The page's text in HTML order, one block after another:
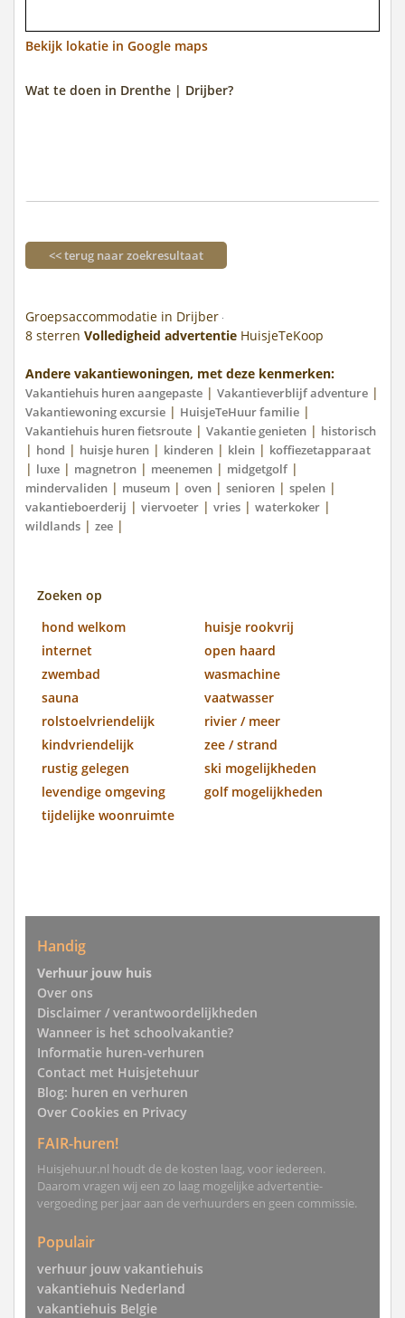
Bekijk lokatie in Google maps
Wat te doen in Drenthe | Drijber?
<< terug naar zoekresultaat
Groepsaccommodatie in Drijber
8 sterren Volledigheid advertentie HuisjeTeKoop
Andere vakantiewoningen, met deze kenmerken:
Vakantiehuis huren aangepaste | Vakantieverblijf adventure |
Vakantiewoning excursie | HuisjeTeHuur familie |
Vakantiehuis huren fietsroute | Vakantie genieten | historisch
| hond | huisje huren | kinderen | klein | koffiezetapparaat
| luxe | magnetron | meenemen | midgetgolf |
mindervaliden | museum | oven | senioren | spelen |
vakantieboerderij | viervoeter | vries | waterkoker |
wildlands | zee |
Zoeken op
hond welkom
huisje rookvrij
internet
open haard
zwembad
wasmachine
sauna
vaatwasser
rolstoelvriendelijk
rivier / meer
kindvriendelijk
zee / strand
rustig gelegen
ski mogelijkheden
levendige omgeving
golf mogelijkheden
tijdelijke woonruimte
Handig
Verhuur jouw huis
Over ons
Disclaimer / verantwoordelijkheden
Wanneer is het schoolvakantie?
Informatie huren-verhuren
Contact met Huisjetehuur
Blog: huren en verhuren
Over Cookies en Privacy
FAIR-huren!
Huisjehuur.nl houdt de de kosten laag, voor iedereen.
Daarom vragen wij een zo laag mogelijke advertentie-
vergoeding per jaar aan de verhuurders en geen commissie.
Populair
verhuur jouw vakantiehuis
vakantiehuis Nederland
vakantiehuis Belgie